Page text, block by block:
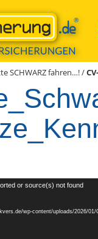
SCHWARZ fahren…!/
or source(s) not found
wp-content/uploads/2026/